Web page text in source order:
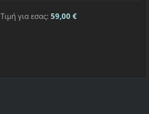
Τιμή για εσας: 59,00 €